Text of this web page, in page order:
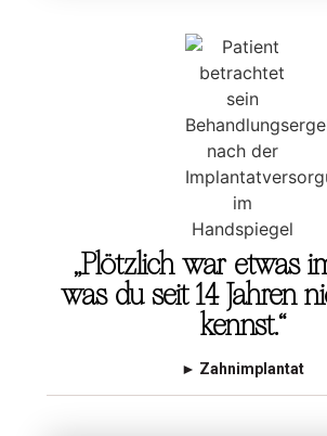
„Plötzlich war etwas
was du seit 14 Jahren
kennst.“
► Zahnimplantat